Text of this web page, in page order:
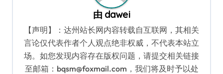
由 dawei
【声明】：达州站长网内容转载自互联网，其相关
言论仅代表作者个人观点绝非权威，不代表本站立
场。如您发现内容存在版权问题，请提交相关链接
至邮箱：bqsm@foxmail.com，我们将及时予以处